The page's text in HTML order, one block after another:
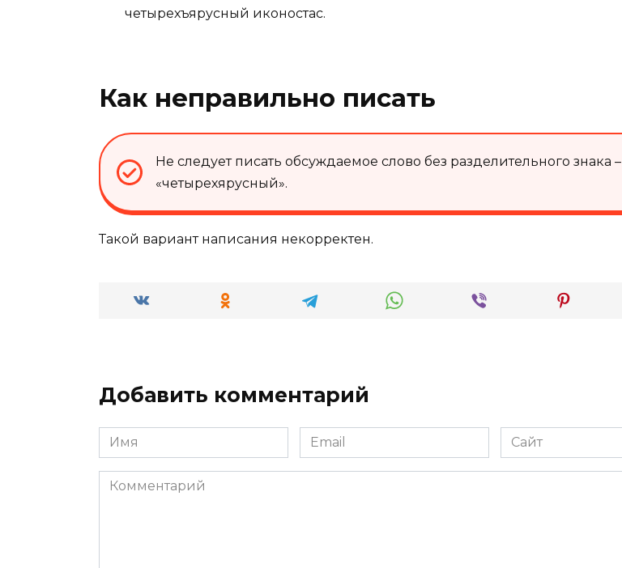
четырехъярусный иконостас.
Как неправильно писать
Не следует писать обсуждаемое слово без разделительного знака –
«четырехярусный».
Такой вариант написания некорректен.
Добавить комментарий
Имя
*
Email
*
Сайт
Комментарий